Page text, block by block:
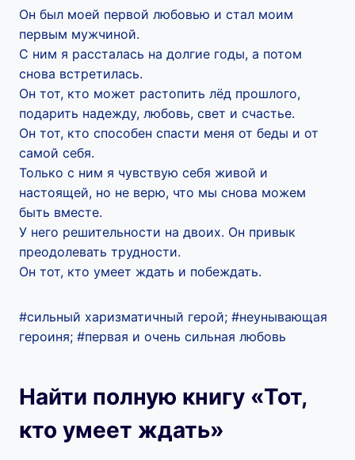
Он был моей первой любовью и стал моим
первым мужчиной.
С ним я рассталась на долгие годы, а потом
снова встретилась.
Он тот, кто может растопить лёд прошлого,
подарить надежду, любовь, свет и счастье.
Он тот, кто способен спасти меня от беды и от
самой себя.
Только с ним я чувствую себя живой и
настоящей, но не верю, что мы снова можем
быть вместе.
У него решительности на двоих. Он привык
преодолевать трудности.
Он тот, кто умеет ждать и побеждать.
#сильный харизматичный герой; #неунывающая
героиня; #первая и очень сильная любовь
Найти полную книгу «Тот,
кто умеет ждать»